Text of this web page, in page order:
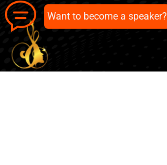
Want to become a speaker?